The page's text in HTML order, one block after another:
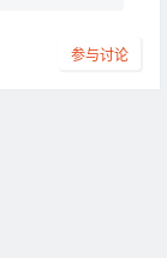
参与讨论